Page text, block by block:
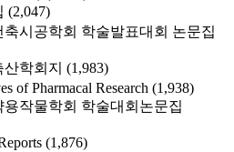
(2,047)
축시공학회 학술발표대회 논문집
학회지 (1,983)
of Pharmacal Research (1,938)
용작물학회 학술대회논문집
(1,876)